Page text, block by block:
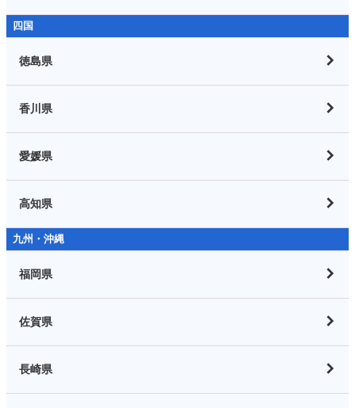
四国
徳島県
香川県
愛媛県
高知県
九州・沖縄
福岡県
佐賀県
長崎県